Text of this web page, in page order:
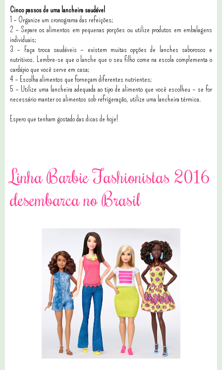
Cinco passos de uma lancheira saudável
1 – Organize um cronograma das refeições;
2 – Separe os alimentos em pequenas porções ou utilize produtos em embalagens
individuais;
3 – Faça troca saudáveis – existem muitas opções de lanches saborosos e
nutritivos. Lembre-se que o lanche que o seu filho come na escola complementa o
cardápio que você serve em casa;
4 – Escolha alimentos que forneçam diferentes nutrientes;
5 – Utilize uma lancheira adequada ao tipo de alimento que você escolheu – se for
necessário manter os alimentos sob refrigeração, utilize uma lancheira térmica.
Espero que tenham gostado das dicas de hoje!
Linha Barbie Fashionistas 2016
desembarca no Brasil